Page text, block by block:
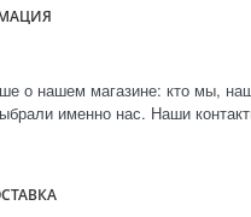
о нашем магазине: кто мы,
именно нас. Наши